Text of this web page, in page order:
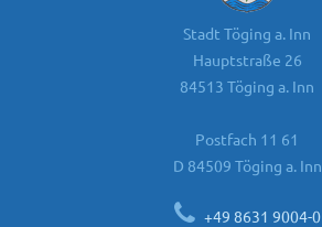
Stadt Töging a. Inn
Hauptstraße 26
84513 Töging a. Inn
Postfach 11 61
D 84509 Töging a. Inn
+49 8631 9004-0